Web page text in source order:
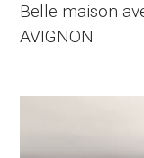
Belle maison
AVIGNON